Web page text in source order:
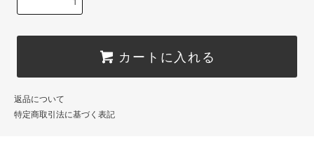
カートに入れる
返品について
特定商取引法に基づく表記